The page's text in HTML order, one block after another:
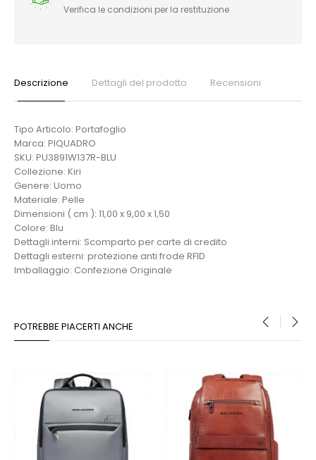
Verifica le condizioni per la restituzione
Descrizione Dettagli del prodotto Recensioni
Tipo Articolo: Portafoglio
Marca: PIQUADRO
SKU: PU3891W137R-BLU
Collezione: Kiri
Genere: Uomo
Materiale: Pelle
Dimensioni ( cm ): 11,00 x 9,00 x 1,50
Colore: Blu
Dettagli interni: Scomparto per carte di credito
Dettagli esterni: protezione anti frode RFID
Imballaggio: Confezione Originale
POTREBBE PIACERTI ANCHE